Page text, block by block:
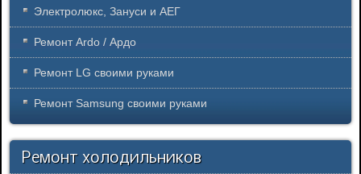
Электролюкс, Зануси и АЕГ
Ремонт Ardo / Ардо
Ремонт LG своими руками
Ремонт Samsung своими руками
Ремонт холодильников